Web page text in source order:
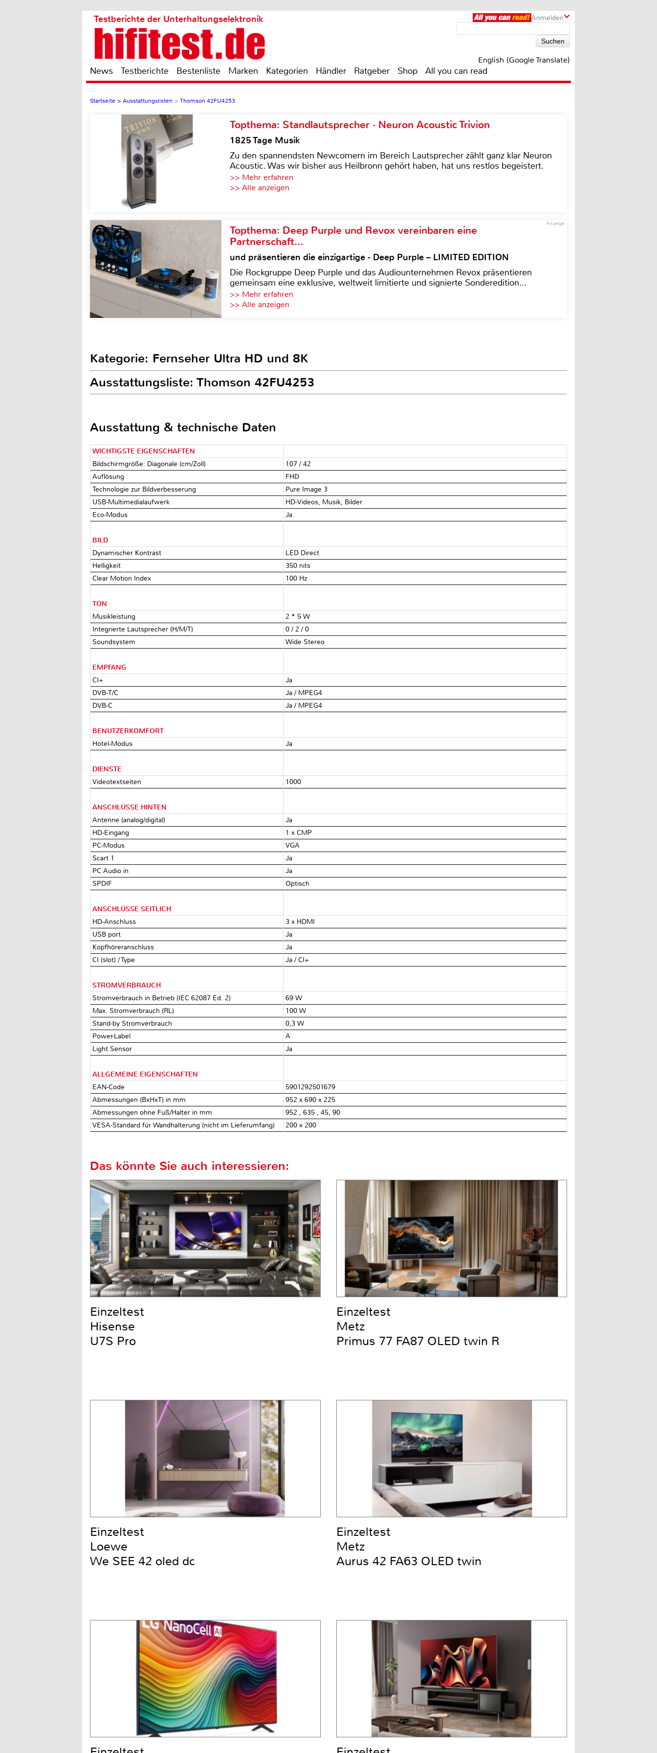
Anmelden
Testberichte der Unterhaltungselektronik
English (Google Translate)
News Testberichte Bestenliste Marken Kategorien Händler Ratgeber Shop All you can read
Startseite > Ausstattungslisten > Thomson 42FU4253
Topthema: Standlautsprecher · Neuron Acoustic Trivion
1825 Tage Musik
Zu den spannendsten Newcomern im Bereich Lautsprecher zählt ganz klar Neuron
Acoustic. Was wir bisher aus Heilbronn gehört haben, hat uns restlos begeistert.
>> Mehr erfahren
>> Alle anzeigen
Anzeige
Topthema: Deep Purple und Revox vereinbaren eine
Partnerschaft…
und präsentieren die einzigartige - Deep Purple – LIMITED EDITION
Die Rockgruppe Deep Purple und das Audiounternehmen Revox präsentieren
gemeinsam eine exklusive, weltweit limitierte und signierte Sonderedition...
>> Mehr erfahren
>> Alle anzeigen
Kategorie: Fernseher Ultra HD und 8K
Ausstattungsliste: Thomson 42FU4253
Ausstattung & technische Daten
WICHTIGSTE EIGENSCHAFTEN
Bildschirmgröße: Diagonale (cm/Zoll)
107 / 42
Auflösung
FHD
Technologie zur Bildverbesserung
Pure Image 3
USB-Multimedialaufwerk
HD-Videos, Musik, Bilder
Eco-Modus
Ja
BILD
Dynamischer Kontrast
LED Direct
Helligkeit
350 nits
Clear Motion Index
100 Hz
TON
Musikleistung
2 * 5 W
Integrierte Lautsprecher (H/M/T)
0 / 2 / 0
Soundsystem
Wide Stereo
EMPFANG
CI+
Ja
DVB-T/C
Ja / MPEG4
DVB-C
Ja / MPEG4
BENUTZERKOMFORT
Hotel-Modus
Ja
DIENSTE
Videotextseiten
1000
ANSCHLÜSSE HINTEN
Antenne (analog/digital)
Ja
HD-Eingang
1 x CMP
PC-Modus
VGA
Scart 1
Ja
PC Audio in
Ja
SPDIF
Optisch
ANSCHLÜSSE SEITLICH
HD-Anschluss
3 x HDMI
USB port
Ja
Kopfhöreranschluss
Ja
CI (slot) / Type
Ja / CI+
STROMVERBRAUCH
Stromverbrauch in Betrieb (IEC 62087 Ed. 2)
69 W
Max. Stromverbrauch (RL)
100 W
Stand-by Stromverbrauch
0,3 W
Power-Label
A
Light Sensor
Ja
ALLGEMEINE EIGENSCHAFTEN
EAN-Code
5901292501679
Abmessungen (BxHxT) in mm
952 x 690 x 225
Abmessungen ohne Fuß/Halter in mm
952 , 635 , 45, 90
VESA-Standard für Wandhalterung (nicht im Lieferumfang)
200 x 200
Das könnte Sie auch interessieren:
Einzeltest
Hisense
U7S Pro
Einzeltest
Metz
Primus 77 FA87 OLED twin R
Einzeltest
Loewe
We SEE 42 oled dc
Einzeltest
Metz
Aurus 42 FA63 OLED twin